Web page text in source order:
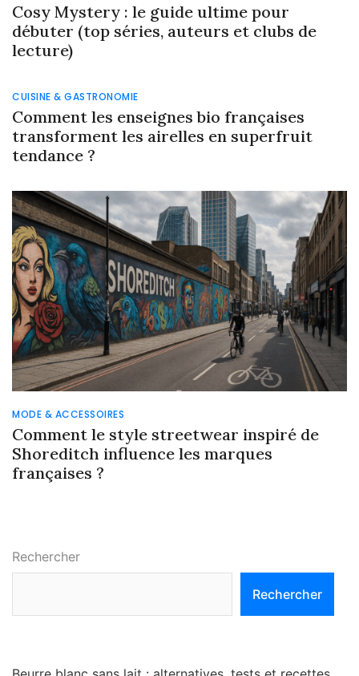
Cosy Mystery : le guide ultime pour
débuter (top séries, auteurs et clubs de
lecture)
CUISINE & GASTRONOMIE
Comment les enseignes bio françaises
transforment les airelles en superfruit
tendance ?
MODE & ACCESSOIRES
Comment le style streetwear inspiré de
Shoreditch influence les marques
françaises ?
Rechercher
Rechercher